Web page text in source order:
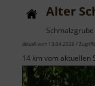
Alter
aktuell vom 13.04.2026 /
14 km vom aktuellen